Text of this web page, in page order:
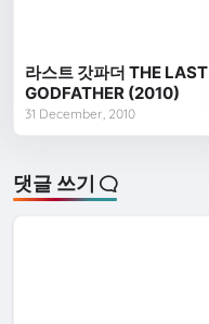
라스트 갓파더 THE LAST
GODFATHER (2010)
31 December, 2010
댓글 쓰기